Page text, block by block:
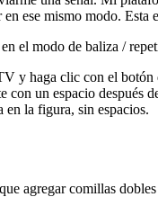
en ese mismo modo. Esta
el modo de baliza /
y haga clic con el botón
con un espacio
la figura, sin espacios.
agregar comillas